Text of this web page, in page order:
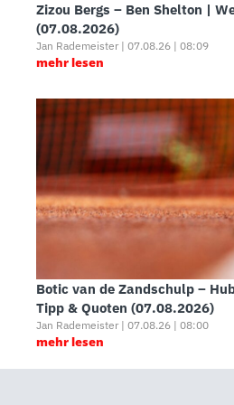
Zizou Bergs – Ben Shelton |
(07.08.2026)
Jan Rademeister | 07.08.26 | 08:09
mehr lesen
Botic van de Zandschulp –
Tipp & Quoten (07.08.2026)
Jan Rademeister | 07.08.26 | 08:00
mehr lesen